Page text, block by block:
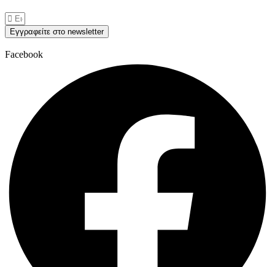
Εγγραφείτε στο newsletter
Facebook